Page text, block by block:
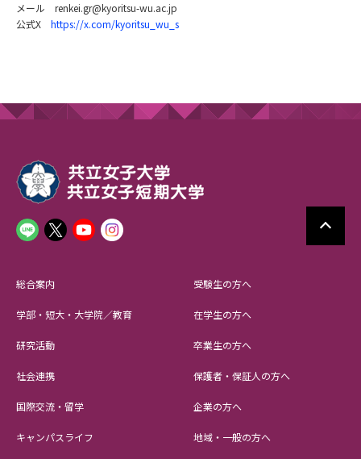
メール renkei.gr@kyoritsu-wu.ac.jp
公式X https://x.com/kyoritsu_wu_s
総合案内
学部・短大・大学院／教育
研究活動
社会連携
国際交流・留学
キャンパスライフ
受験生の方へ
在学生の方へ
卒業生の方へ
保護者・保証人の方へ
企業の方へ
地域・一般の方へ